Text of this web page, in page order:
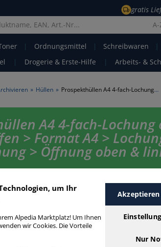
gratis
A-
| Ordnungsmittel | Schreibwaren |
| Drogerie & Erste-Hilfe | Arbeits- &
» Hüllen » Prospekthüllen A4 4-fach-Lochung oben & links offen
A4 4-fach-Lochung
> Format A4 >
> Öffnung oben &
fach-Lochung oben & links offen in bester Qualität
Sie schnell Prospekthüllen A4 4-fach-Lochung
A4 4-fach-Lochung oben & links offen
um Ihr
Alpedia Marktplatz! Um Ihnen
wir Cookies. Die Vorteile
Nur